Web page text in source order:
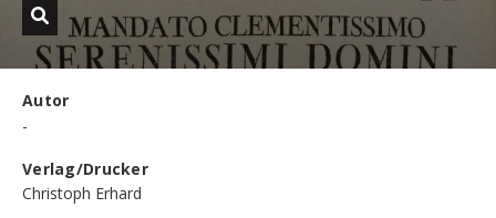
Autor
-
Verlag/Drucker
Christoph Erhard